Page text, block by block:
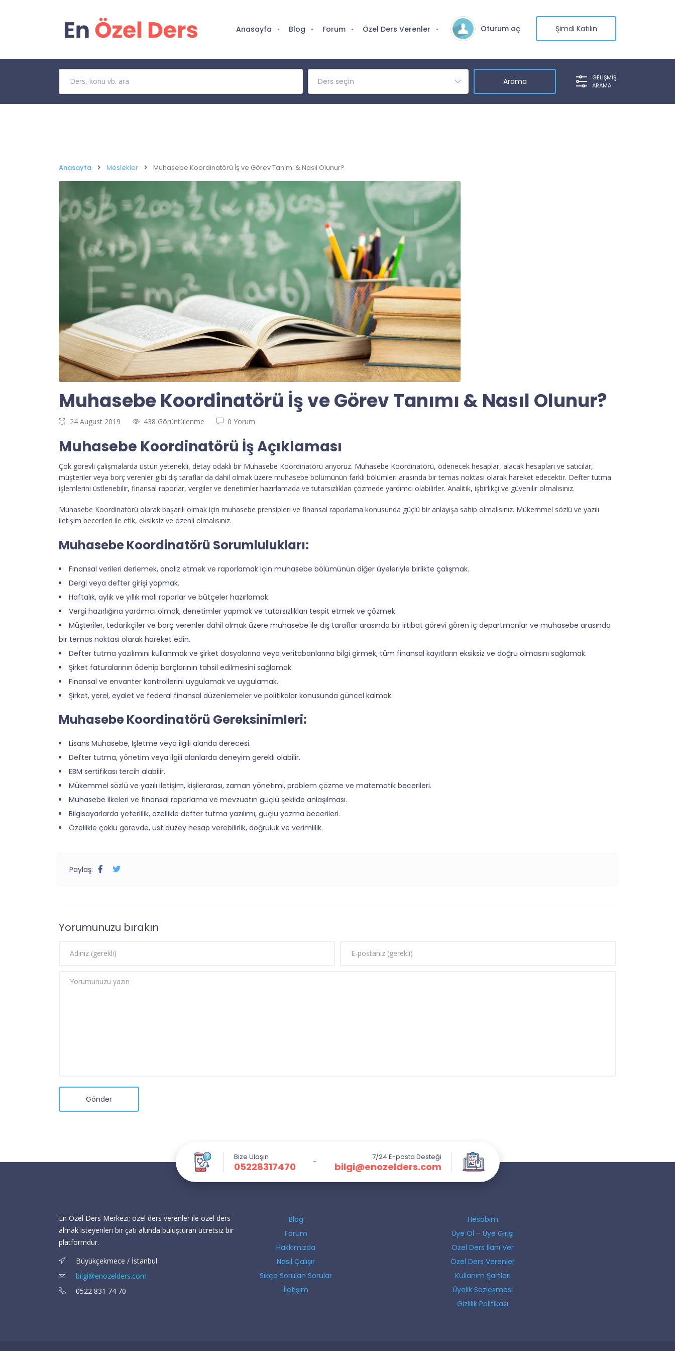
Anasayfa Blog Forum Özel Ders Verenler Oturum aç Şimdi Katılın
Ders seçin
GELIŞMIŞ
ARAMA
Anasayfa Meslekler Muhasebe Koordinatörü İş ve Görev Tanımı & Nasıl Olunur?
Muhasebe Koordinatörü İş ve Görev Tanımı & Nasıl Olunur?
24 August 2019 438 Görüntülenme 0 Yorum
Muhasebe Koordinatörü İş Açıklaması
Çok görevli çalışmalarda üstün yetenekli, detay odaklı bir Muhasebe Koordinatörü arıyoruz. Muhasebe Koordinatörü, ödenecek hesaplar, alacak hesapları ve satıcılar,
müşteriler veya borç verenler gibi dış taraflar da dahil olmak üzere muhasebe bölümünün farklı bölümleri arasında bir temas noktası olarak hareket edecektir. Defter tutma
işlemlerini üstlenebilir, finansal raporlar, vergiler ve denetimler hazırlamada ve tutarsızlıkları çözmede yardımcı olabilirler. Analitik, işbirlikçi ve güvenilir olmalısınız.
Muhasebe Koordinatörü olarak başarılı olmak için muhasebe prensipleri ve finansal raporlama konusunda güçlü bir anlayışa sahip olmalısınız. Mükemmel sözlü ve yazılı
iletişim becerileri ile etik, eksiksiz ve özenli olmalısınız.
Muhasebe Koordinatörü Sorumlulukları:
Finansal verileri derlemek, analiz etmek ve raporlamak için muhasebe bölümünün diğer üyeleriyle birlikte çalışmak.
Dergi veya defter girişi yapmak.
Haftalık, aylık ve yıllık mali raporlar ve bütçeler hazırlamak.
Vergi hazırlığına yardımcı olmak, denetimler yapmak ve tutarsızlıkları tespit etmek ve çözmek.
Müşteriler, tedarikçiler ve borç verenler dahil olmak üzere muhasebe ile dış taraflar arasında bir irtibat görevi gören iç departmanlar ve muhasebe arasında
bir temas noktası olarak hareket edin.
Defter tutma yazılımını kullanmak ve şirket dosyalarına veya veritabanlarına bilgi girmek, tüm finansal kayıtların eksiksiz ve doğru olmasını sağlamak.
Şirket faturalarının ödenip borçlarının tahsil edilmesini sağlamak.
Finansal ve envanter kontrollerini uygulamak ve uygulamak.
Şirket, yerel, eyalet ve federal finansal düzenlemeler ve politikalar konusunda güncel kalmak.
Muhasebe Koordinatörü Gereksinimleri:
Lisans Muhasebe, İşletme veya ilgili alanda derecesi.
Defter tutma, yönetim veya ilgili alanlarda deneyim gerekli olabilir.
EBM sertifikası tercih alabilir.
Mükemmel sözlü ve yazılı iletişim, kişilerarası, zaman yönetimi, problem çözme ve matematik becerileri.
Muhasebe ilkeleri ve finansal raporlama ve mevzuatın güçlü şekilde anlaşılması.
Bilgisayarlarda yeterlilik, özellikle defter tutma yazılımı, güçlü yazma becerileri.
Özellikle çoklu görevde, üst düzey hesap verebilirlik, doğruluk ve verimlilik.
Paylaş:
Yorumunuzu bırakın
Gönder
Bize Ulaşın
05228317470
7/24 E-posta Desteği
bilgi@enozelders.com
-
En Özel Ders Merkezi; özel ders verenler ile özel ders
almak isteyenleri bir çatı altında buluşturan ücretsiz bir
platformdur.
Büyükçekmece / İstanbul
bilgi@enozelders.com
0522 831 74 70
Blog
Forum
Hakkımızda
Nasıl Çalışır
Sıkça Sorulan Sorular
İletişim
Hesabım
Üye Ol – Üye Girişi
Özel Ders İlanı Ver
Özel Ders Verenler
Kullanım Şartları
Üyelik Sözleşmesi
Gizlilik Politikası